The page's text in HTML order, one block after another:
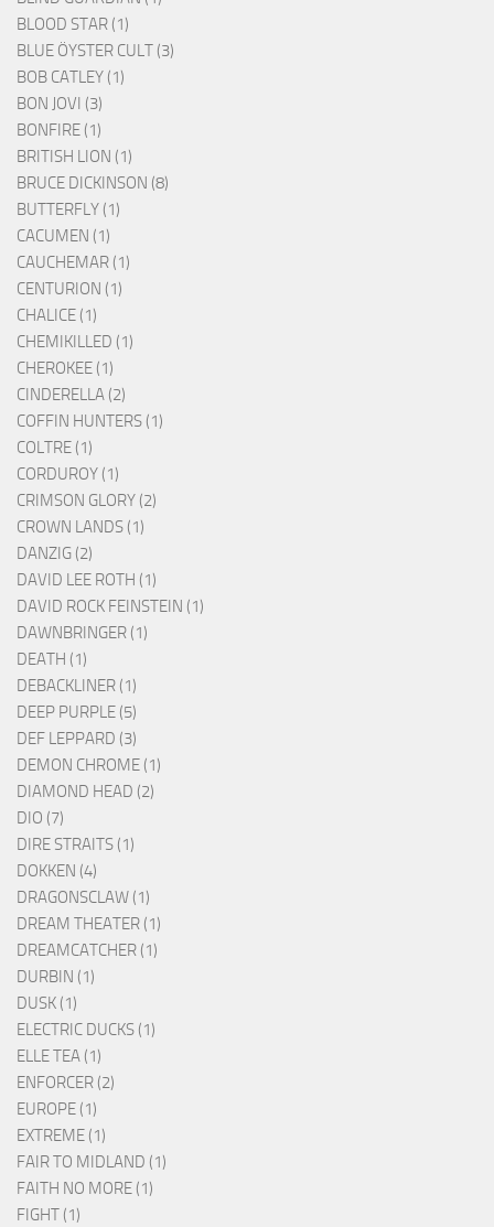
BLOOD STAR (1)
BLUE ÖYSTER CULT (3)
BOB CATLEY (1)
BON JOVI (3)
BONFIRE (1)
BRITISH LION (1)
BRUCE DICKINSON (8)
BUTTERFLY (1)
CACUMEN (1)
CAUCHEMAR (1)
CENTURION (1)
CHALICE (1)
CHEMIKILLED (1)
CHEROKEE (1)
CINDERELLA (2)
COFFIN HUNTERS (1)
COLTRE (1)
CORDUROY (1)
CRIMSON GLORY (2)
CROWN LANDS (1)
DANZIG (2)
DAVID LEE ROTH (1)
DAVID ROCK FEINSTEIN (1)
DAWNBRINGER (1)
DEATH (1)
DEBACKLINER (1)
DEEP PURPLE (5)
DEF LEPPARD (3)
DEMON CHROME (1)
DIAMOND HEAD (2)
DIO (7)
DIRE STRAITS (1)
DOKKEN (4)
DRAGONSCLAW (1)
DREAM THEATER (1)
DREAMCATCHER (1)
DURBIN (1)
DUSK (1)
ELECTRIC DUCKS (1)
ELLE TEA (1)
ENFORCER (2)
EUROPE (1)
EXTREME (1)
FAIR TO MIDLAND (1)
FAITH NO MORE (1)
FIGHT (1)